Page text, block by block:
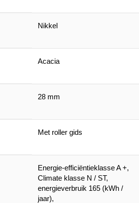
Nikkel
Acacia
28 mm
Met roller gids
Energie-efficiëntieklasse A +,
Climate klasse N / ST,
energieverbruik 165 (kWh /
jaar),